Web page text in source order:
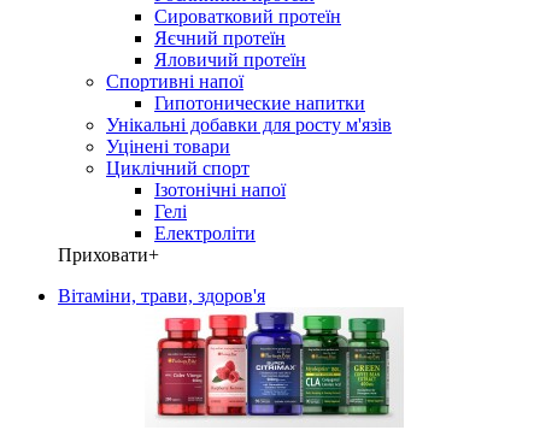
Сироватковий протеїн
Яєчний протеїн
Яловичий протеїн
Спортивні напої
Гипотонические напитки
Унікальні добавки для росту м'язів
Уцінені товари
Циклічний спорт
Ізотонічні напої
Гелі
Електроліти
Приховати+
Вітаміни, трави, здоров'я